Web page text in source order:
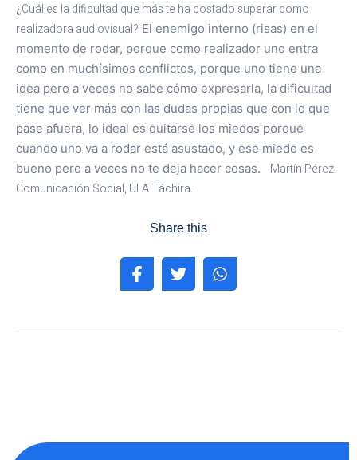
¿Cuál es la dificultad que más te ha costado superar como
realizadora audiovisual? El enemigo interno (risas) en el
momento de rodar, porque como realizador uno entra
como en muchísimos conflictos, porque uno tiene una
idea pero a veces no sabe cómo expresarla, la dificultad
tiene que ver más con las dudas propias que con lo que
pase afuera, lo ideal es quitarse los miedos porque
cuando uno va a rodar está asustado, y ese miedo es
bueno pero a veces no te deja hacer cosas. Martín Pérez
Comunicación Social, ULA Táchira.
Share this